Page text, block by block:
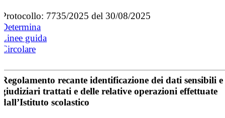
Protocollo: 7735/2025 del 30/08/2025
Determina
Linee guida
Circolare
Regolamento recante identificazione dei dati sensibili e
giudiziari trattati e delle relative operazioni effettuate
dall’Istituto scolastico